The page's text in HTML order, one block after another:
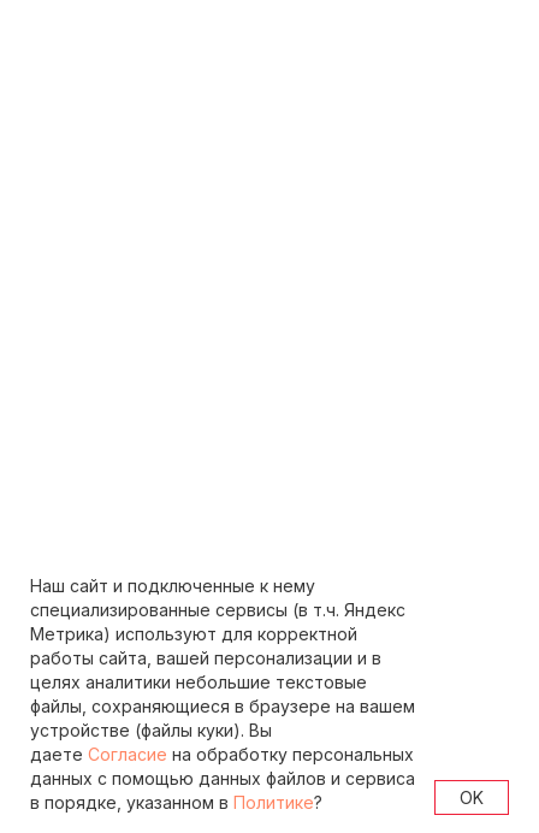
Наш сайт и подключенные к нему
специализированные сервисы (в т.ч. Яндекс
Метрика) используют для корректной
работы сайта, вашей персонализации и в
целях аналитики небольшие текстовые
файлы, сохраняющиеся в браузере на вашем
устройстве (файлы куки). Вы
даете Согласие на обработку персональных
данных с помощью данных файлов и сервиса
в порядке, указанном в Политике? OK